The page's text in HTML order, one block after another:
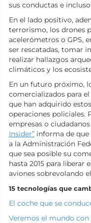
sus conductas e
En el lado positivo,
terrorismo, los drones
acelerómetros o GPS,
ser rescatadas, tomar
realizar hallazgos
climáticos y los
En un futuro próximo,
comercializados para
que han adquirido
operaciones policiales.
empresas o
Insider” informa de que
a la Administración
que sea posible su
hasta 2015 para liberar
aviones sobrevolando
15 tecnologías que
El coche que se
Veremos el mundo